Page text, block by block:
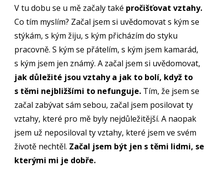
V tu dobu se u mě začaly také pročišťovat vztahy.
Co tím myslím? Začal jsem si uvědomovat s kým se
stýkám, s kým žiju, s kým přicházím do styku
pracovně. S kým se přátelím, s kým jsem kamarád,
s kým jsem jen známý. A začal jsem si uvědomovat,
jak důležité jsou vztahy a jak to bolí, když to
s těmi nejbližšími to nefunguje. Tím, že jsem se
začal zabývat sám sebou, začal jsem posilovat ty
vztahy, které pro mě byly nejdůležitější. A naopak
jsem už neposiloval ty vztahy, které jsem ve svém
životě nechtěl. Začal jsem být jen s těmi lidmi, se
kterými mi je dobře.